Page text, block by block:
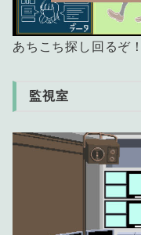
あちこち探し回るぞ！
監視室